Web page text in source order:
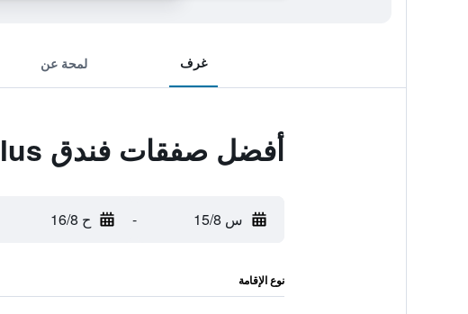
غرف لمحة عن
أفضل صفقات فندق P Plus
س 15/8 - ح 16/8
نوع الإقامة